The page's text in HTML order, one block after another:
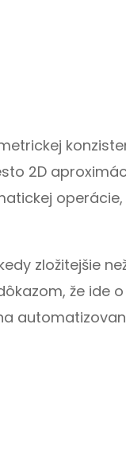
2D
zložitejšie
že ide